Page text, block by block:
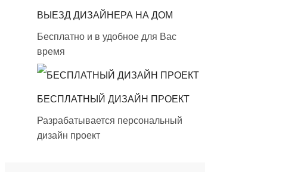
ВЫЕЗД ДИЗАЙНЕРА НА ДОМ
Бесплатно и в удобное для Вас
время
БЕСПЛАТНЫЙ ДИЗАЙН ПРОЕКТ
Разрабатывается персональный
дизайн проект